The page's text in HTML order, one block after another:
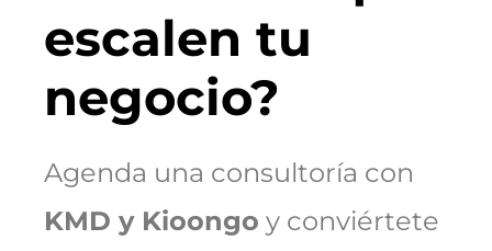
escalen tu
negocio?
Agenda una consultoría con
KMD y Kioongo y conviértete